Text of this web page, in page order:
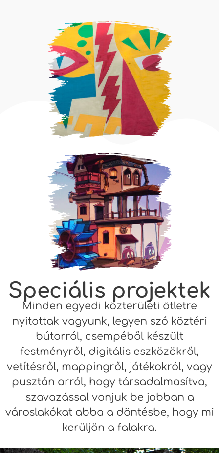
Speciális projektek
Minden egyedi közterületi ötletre
nyitottak vagyunk, legyen szó köztéri
bútorról, csempéből készült
festményről, digitális eszközökről,
vetítésről, mappingről, játékokról, vagy
pusztán arról, hogy társadalmasítva,
szavazással vonjuk be jobban a
városlakókat abba a döntésbe, hogy mi
kerüljön a falakra.